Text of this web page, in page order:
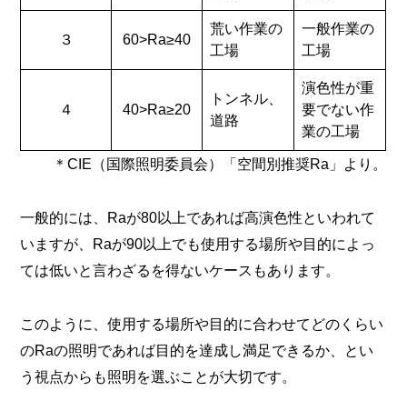
３ 60>Ra≥40
荒い作業の
工場
一般作業の
工場
４ 40>Ra≥20
トンネル、
道路
演色性が重
要でない作
業の工場
＊CIE（国際照明委員会）「空間別推奨Ra」より。
一般的には、Raが80以上であれば高演色性といわれて
いますが、Raが90以上でも使用する場所や目的によっ
ては低いと言わざるを得ないケースもあります。
このように、使用する場所や目的に合わせてどのくらい
のRaの照明であれば目的を達成し満足できるか、とい
う視点からも照明を選ぶことが大切です。